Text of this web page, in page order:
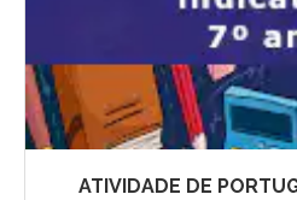
ATIVIDADE DE